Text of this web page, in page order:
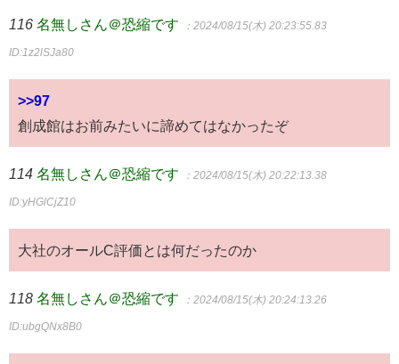
116 名無しさん＠恐縮です ：2024/08/15(木) 20:23:55.83
ID:1z2lSJa80
>>97
創成館はお前みたいに諦めてはなかったぞ
114 名無しさん＠恐縮です ：2024/08/15(木) 20:22:13.38
ID:yHGlCjZ10
大社のオールC評価とは何だったのか
118 名無しさん＠恐縮です ：2024/08/15(木) 20:24:13.26
ID:ubgQNx8B0